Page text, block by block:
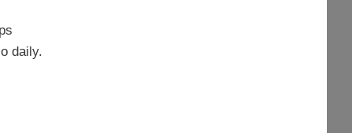
daily.